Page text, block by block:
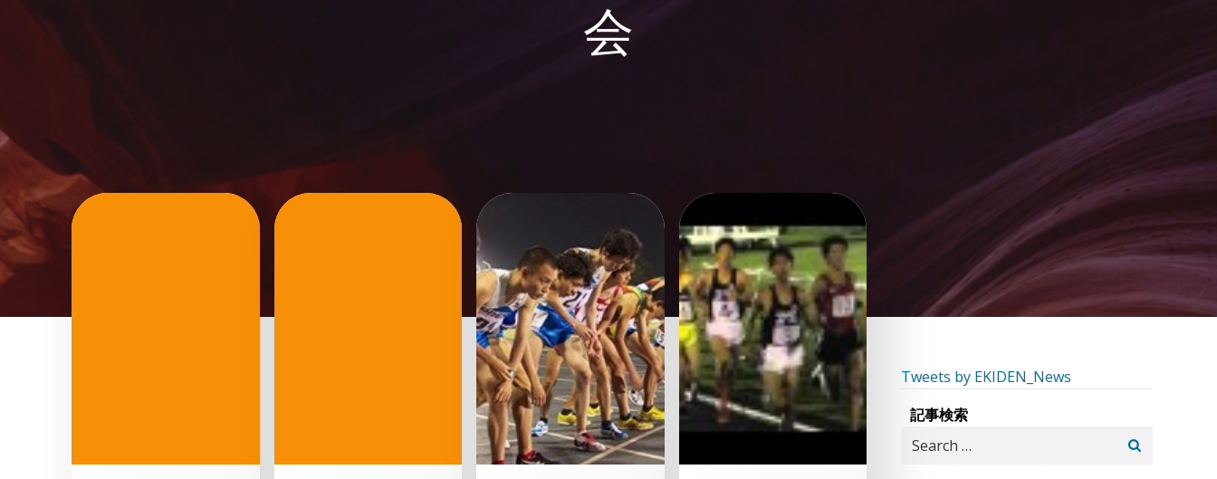
会
Tweets by EKIDEN_News
記事検索
Search